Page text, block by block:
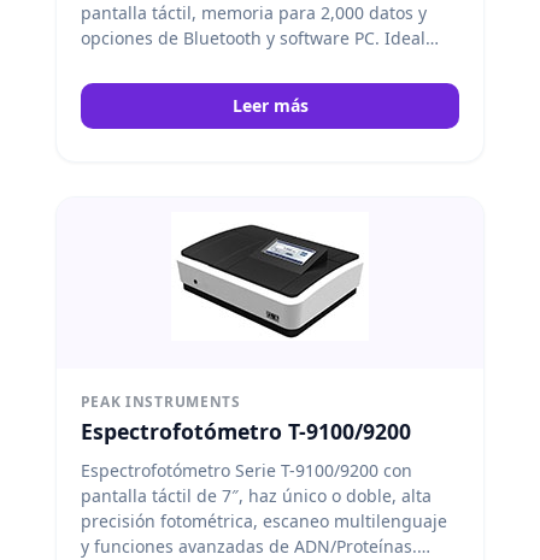
pantalla táctil, memoria para 2,000 datos y
opciones de Bluetooth y software PC. Ideal
y control de calidad. Peak Instruments
Leer más
PEAK INSTRUMENTS
Espectrofotómetro T-9100/9200
Espectrofotómetro Serie T-9100/9200 con
pantalla táctil de 7″, haz único o doble, alta
precisión fotométrica, escaneo multilenguaje
y funciones avanzadas de ADN/Proteínas.